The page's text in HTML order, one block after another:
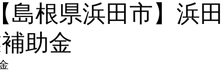
新潟 富山 石川 福井 山梨 長野
兵庫
島根県浜田市】浜
助金